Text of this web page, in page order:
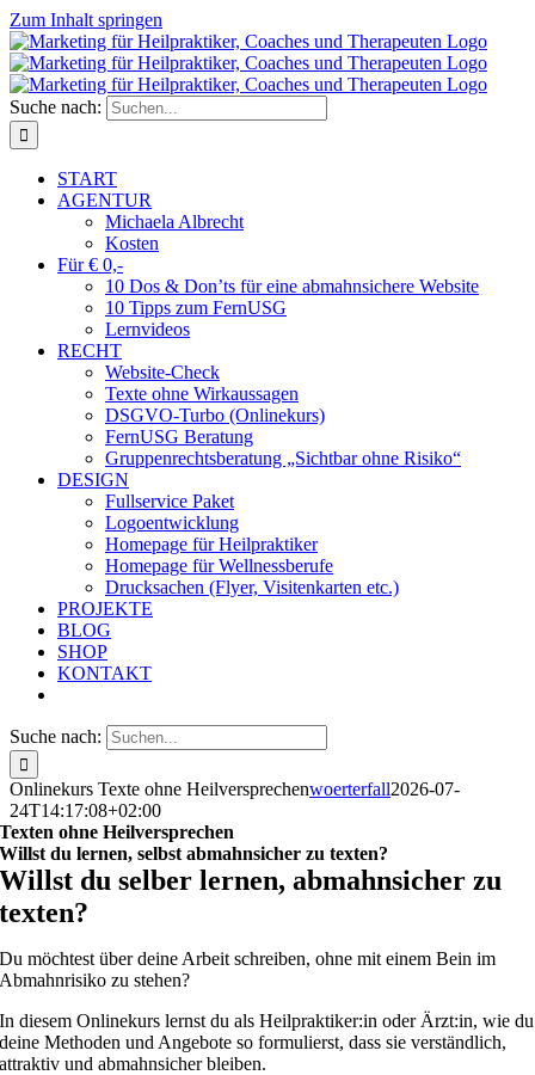
Zum Inhalt springen
Suche nach:
START
AGENTUR
Michaela Albrecht
Kosten
Für € 0,-
10 Dos & Don’ts für eine abmahnsichere Website
10 Tipps zum FernUSG
Lernvideos
RECHT
Website-Check
Texte ohne Wirkaussagen
DSGVO-Turbo (Onlinekurs)
FernUSG Beratung
Gruppenrechtsberatung „Sichtbar ohne Risiko“
DESIGN
Fullservice Paket
Logoentwicklung
Homepage für Heilpraktiker
Homepage für Wellnessberufe
Drucksachen (Flyer, Visitenkarten etc.)
PROJEKTE
BLOG
SHOP
KONTAKT
Suche nach:
Onlinekurs Texte ohne Heilversprechenwoerterfall2026-07-
24T14:17:08+02:00
Texten ohne Heilversprechen
Willst du lernen, selbst abmahnsicher zu texten?
Willst du selber lernen, abmahnsicher zu
texten?
Du möchtest über deine Arbeit schreiben, ohne mit einem Bein im
Abmahnrisiko zu stehen?
In diesem Onlinekurs lernst du als Heilpraktiker:in oder Ärzt:in, wie du
deine Methoden und Angebote so formulierst, dass sie verständlich,
attraktiv und abmahnsicher bleiben.